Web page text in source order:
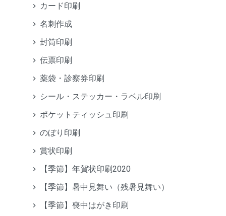
カード印刷
名刺作成
封筒印刷
伝票印刷
薬袋・診察券印刷
シール・ステッカー・ラベル印刷
ポケットティッシュ印刷
のぼり印刷
賞状印刷
【季節】年賀状印刷2020
【季節】暑中見舞い（残暑見舞い）
【季節】喪中はがき印刷